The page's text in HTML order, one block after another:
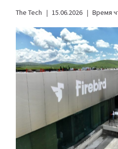
The Tech 15.06.2026 Время